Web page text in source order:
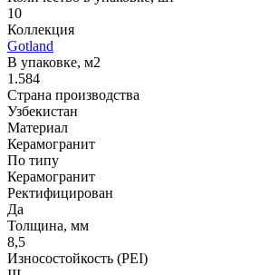
10
Коллекция
Gotland
В упаковке, м2
1.584
Страна производства
Узбекистан
Материал
Керамогранит
По типу
Керамогранит
Ректифицирован
Да
Толщина, мм
8,5
Износостойкость (PEI)